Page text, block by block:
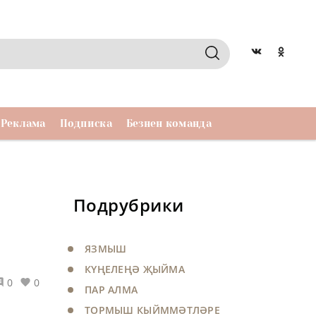
Реклама Подписка Безнен команда
0 0
Подрубрики
ЯЗМЫШ
КҮҢЕЛЕҢӘ ҖЫЙМА
ПАР АЛМА
ТОРМЫШ КЫЙММӘТЛӘРЕ